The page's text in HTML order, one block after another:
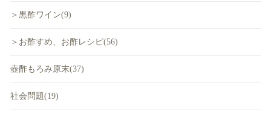
＞黒酢ワイン(9)
＞お酢すめ、お酢レシピ(56)
壺酢もろみ原末(37)
社会問題(19)